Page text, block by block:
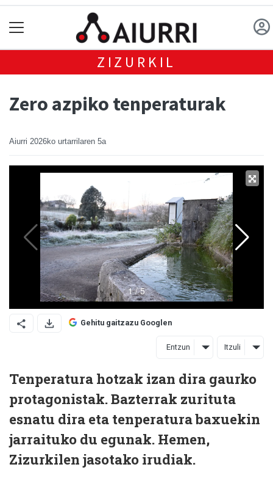
ZIZURKIL
Zero azpiko tenperaturak
Aiurri 2026ko urtarrilaren 5a
Gehitu gaitzazu Googlen
Entzun Itzuli
Tenperatura hotzak izan dira gaurko
protagonistak. Bazterrak zurituta
esnatu dira eta tenperatura baxuekin
jarraituko du egunak. Hemen,
Zizurkilen jasotako irudiak.